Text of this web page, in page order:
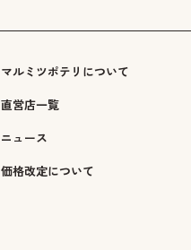
マルミツポテリについて
直営店一覧
ニュース
価格改定について